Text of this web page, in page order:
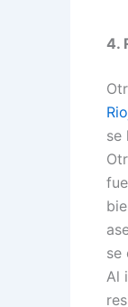
4.
se
se
Al